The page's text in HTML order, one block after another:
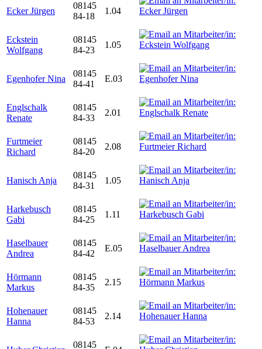
Ecker Jürgen
08145
84-18
1.04
Eckstein
Wolfgang
08145
84-23
1.05
Egenhofer Nina
08145
84-41
E.03
Englschalk
Renate
08145
84-33
2.01
Furtmeier
Richard
08145
84-20
2.08
Hanisch Anja
08145
84-31
1.05
Harkebusch
Gabi
08145
84-25
1.11
Haselbauer
Andrea
08145
84-42
E.05
Hörmann
Markus
08145
84-35
2.15
Hohenauer
Hanna
08145
84-53
2.14
08145